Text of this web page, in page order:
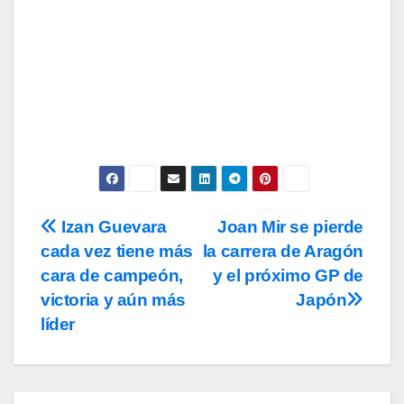
Navegación
de
entradas
Joan Mir se pierde
la carrera de Aragón
y el próximo GP de
Japón
Izan Guevara
cada vez tiene más
cara de campeón,
victoria y aún más
líder